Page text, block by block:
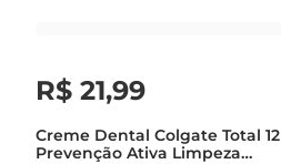
R$ 21,99
Creme Dental Colgate Total 12
Prevenção Ativa Limpeza